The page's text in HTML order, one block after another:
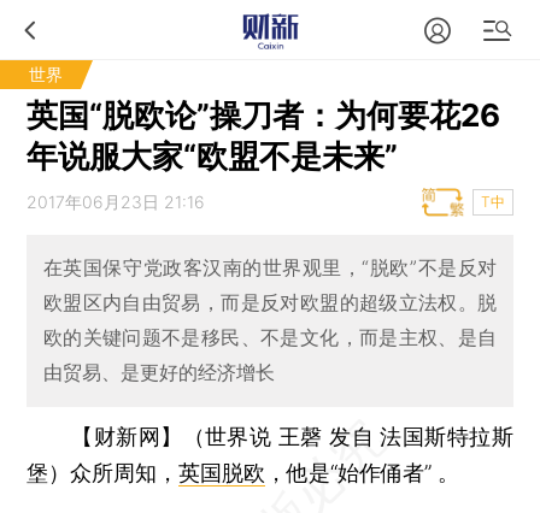
世界
英国“脱欧论”操刀者：为何要花26
年说服大家“欧盟不是未来”
2017年06月23日 21:16 T中
在英国保守党政客汉南的世界观里，“脱欧”不是反对
欧盟区内自由贸易，而是反对欧盟的超级立法权。脱
欧的关键问题不是移民、不是文化，而是主权、是自
由贸易、是更好的经济增长
【财新网】（世界说 王磬 发自 法国斯特拉斯
堡）众所周知，英国脱欧 ，他是“始作俑者” 。